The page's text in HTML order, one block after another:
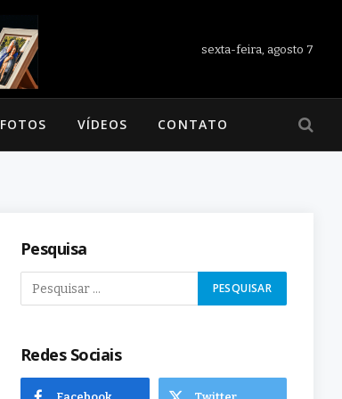
sexta-feira, agosto 7
FOTOS VÍDEOS CONTATO
Pesquisa
Redes Sociais